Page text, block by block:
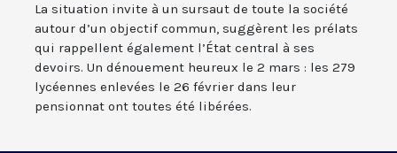
La situation invite à un sursaut de toute la société
autour d’un objectif commun, suggèrent les prélats
qui rappellent également l’État central à ses
devoirs. Un dénouement heureux le 2 mars : les 279
lycéennes enlevées le 26 février dans leur
pensionnat ont toutes été libérées.